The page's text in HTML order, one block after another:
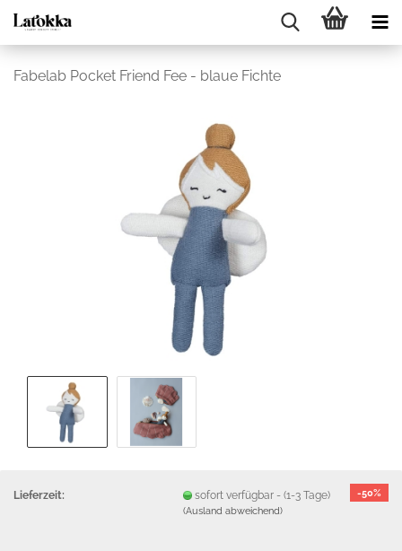
Fabelab Pocket Friend Fee - blaue Fichte
-50%
Lieferzeit: sofort verfügbar - (1-3 Tage)
(Ausland abweichend)